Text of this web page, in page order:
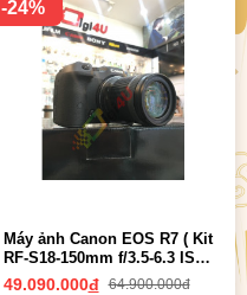
-24%
Máy ảnh Canon EOS R7 ( Kit
RF-S18-150mm f/3.5-6.3 IS
STM ) | Chính Hãng LBM
49.090.000đ 64.900.000đ